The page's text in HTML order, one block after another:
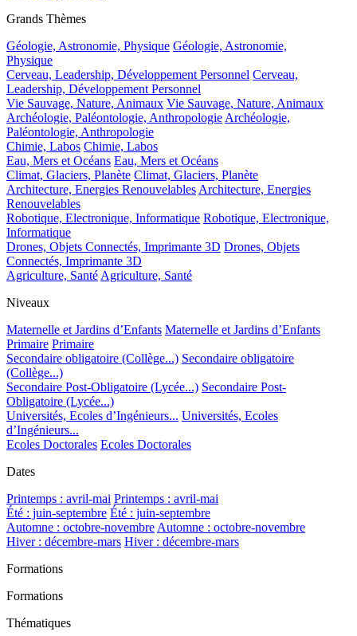
Grands Thèmes
Géologie, Astronomie, Physique Géologie, Astronomie,
Physique
Cerveau, Leadership, Développement Personnel Cerveau,
Leadership, Développement Personnel
Vie Sauvage, Nature, Animaux Vie Sauvage, Nature, Animaux
Archéologie, Paléontologie, Anthropologie Archéologie,
Paléontologie, Anthropologie
Chimie, Labos Chimie, Labos
Eau, Mers et Océans Eau, Mers et Océans
Climat, Glaciers, Planète Climat, Glaciers, Planète
Architecture, Energies Renouvelables Architecture, Energies
Renouvelables
Robotique, Electronique, Informatique Robotique, Electronique,
Informatique
Drones, Objets Connectés, Imprimante 3D Drones, Objets
Connectés, Imprimante 3D
Agriculture, Santé Agriculture, Santé
Niveaux
Maternelle et Jardins d’Enfants Maternelle et Jardins d’Enfants
Primaire Primaire
Secondaire obligatoire (Collège...) Secondaire obligatoire
(Collège...)
Secondaire Post-Obligatoire (Lycée...) Secondaire Post-
Obligatoire (Lycée...)
Universités, Ecoles d’Ingénieurs... Universités, Ecoles
d’Ingénieurs...
Ecoles Doctorales Ecoles Doctorales
Dates
Printemps : avril-mai Printemps : avril-mai
Été : juin-septembre Été : juin-septembre
Automne : octobre-novembre Automne : octobre-novembre
Hiver : décembre-mars Hiver : décembre-mars
Formations
Formations
Thématiques